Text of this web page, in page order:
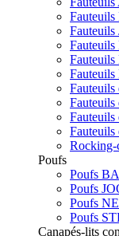
Rocking-
Poufs
Poufs
Poufs
Poufs
Poufs
Canapés-lits